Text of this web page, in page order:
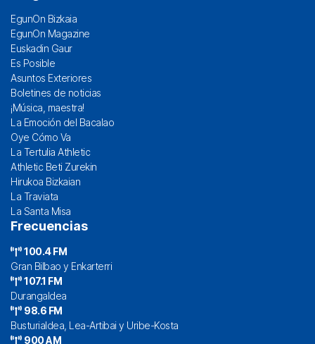
EgunOn Bizkaia
EgunOn Magazine
Euskadin Gaur
Es Posible
Asuntos Exteriores
Boletines de noticias
¡Música, maestra!
La Emoción del Bacalao
Oye Cómo Va
La Tertulia Athletic
Athletic Beti Zurekin
Hirukoa Bizkaian
La Traviata
La Santa Misa
Frecuencias
100.4 FM
Gran Bilbao y Enkarterri
107.1 FM
Durangaldea
98.6 FM
Busturialdea, Lea-Artibai y Uribe-Kosta
900 AM